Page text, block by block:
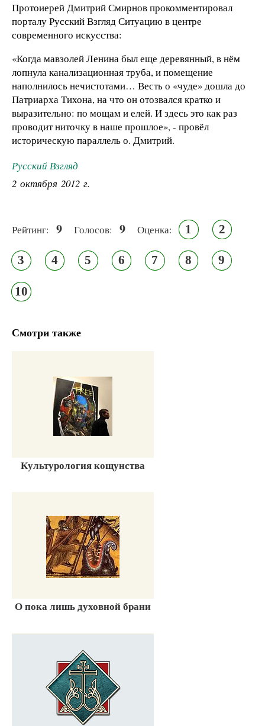
Протоиерей Дмитрий Смирнов прокомментировал
порталу Русский Взгляд Ситуацию в центре
современного искусства:
«Когда мавзолей Ленина был еще деревянный, в нём
лопнула канализационная труба, и помещение
наполнилось нечистотами… Весть о «чуде» дошла до
Патриарха Тихона, на что он отозвался кратко и
выразительно: по мощам и елей. И здесь это как раз
проводит ниточку в наше прошлое», - провёл
историческую параллель о. Дмитрий.
Русский Взгляд
2 октября 2012 г.
Рейтинг: 9 Голосов: 9 Оценка: 1 2
3 4 5 6 7 8 9
10
Смотри также
Культурология кощунства
О пока лишь духовной брани